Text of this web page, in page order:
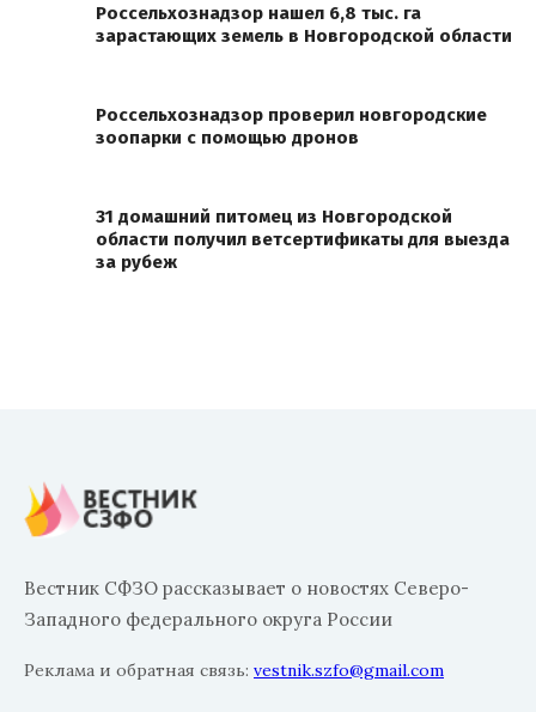
Россельхознадзор нашел 6,8 тыс. га
зарастающих земель в Новгородской области
Россельхознадзор проверил новгородские
зоопарки с помощью дронов
31 домашний питомец из Новгородской
области получил ветсертификаты для выезда
за рубеж
Вестник СФЗО рассказывает о новостях Северо-
Западного федерального округа России
Реклама и обратная связь: vestnik.szfo@gmail.com